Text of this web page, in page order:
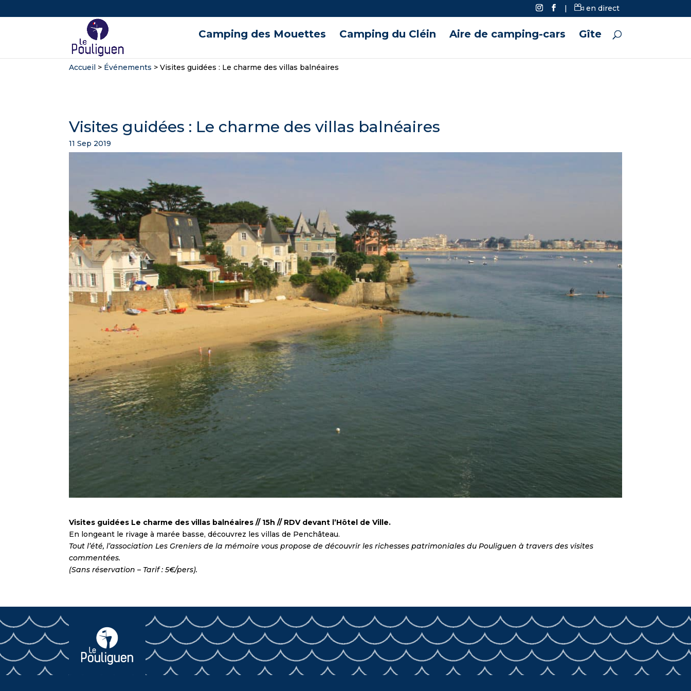
| en direct
Camping des Mouettes Camping du Cléin Aire de camping-cars Gîte
Accueil > Événements >Visites guidées : Le charme des villas balnéaires
Visites guidées : Le charme des villas balnéaires
11 Sep 2019
Visites guidées Le charme des villas balnéaires // 15h // RDV devant l’Hôtel de Ville.
En longeant le rivage à marée basse, découvrez les villas de Penchâteau.
Tout l’été, l’association Les Greniers de la mémoire vous propose de découvrir les richesses patrimoniales du Pouliguen à travers des visites
commentées.
(Sans réservation – Tarif : 5€/pers).